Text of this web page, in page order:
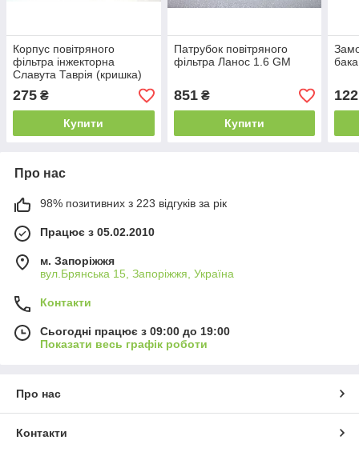
Корпус повітряного
фільтра інжекторна
Славута Таврія (кришка)
275 ₴
Купити
Патрубок повітряного
фільтра Ланос 1.6 GM
851₴
Купити
122
Про нас
98% позитивних з 223 відгуків за рік
Працює з 05.02.2010
м. Запоріжжя
вул.Брянська 15, Запоріжжя, Україна
Контакти
Сьогодні працює з 09:00 до 19:00
Показати весь графік роботи
Про нас
Контакти